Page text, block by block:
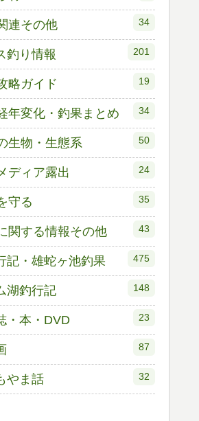
連その他 34
釣り情報 201
略ガイド 19
年変化・釣果まとめ 34
生物・生態系 50
ディア露出 24
守る 35
関する情報その他 43
記・雄蛇ヶ池釣果 475
湖釣行記 148
・本・DVD 23
87
やま話 32